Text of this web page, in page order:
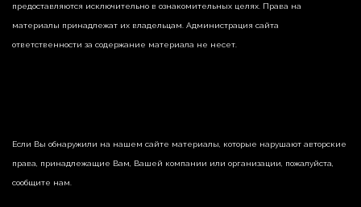
предоставляются исключительно в ознакомительных целях. Права на
материалы принадлежат их владельцам. Администрация сайта
ответственности за содержание материала не несет.
Если Вы обнаружили на нашем сайте материалы, которые нарушают авторские
права, принадлежащие Вам, Вашей компании или организации, пожалуйста,
сообщите нам.